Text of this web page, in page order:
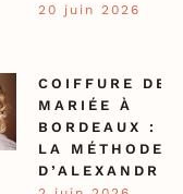
20 juin 2026
COIFFURE DE
MARIÉE À
BORDEAUX :
LA MÉTHODE
D’ALEXANDRE